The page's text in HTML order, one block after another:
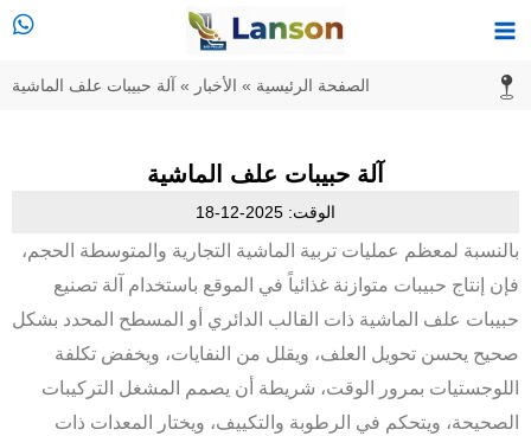
تخطي
المحتوى
القائمة
الرئيسية
الصفحة الرئيسية » الأخبار » آلة حبيبات علف الماشية
آلة حبيبات علف الماشية
الوقت: 2025-12-18
بالنسبة لمعظم عمليات تربية الماشية التجارية والمتوسطة الحجم،
فإن إنتاج حبيبات متوازنة غذائياً في الموقع باستخدام آلة تصنيع
حبيبات علف الماشية ذات القالب الدائري أو المسطح المحدد بشكل
صحيح يحسن تحويل العلف، ويقلل من النفايات، ويخفض تكلفة
اللوجستيات بمرور الوقت، شريطة أن يصمم المشغل التركيبات
الصحيحة، ويتحكم في الرطوبة والتكييف، ويختار المعدات ذات